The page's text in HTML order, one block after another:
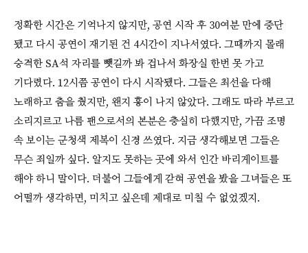
정확한 시간은 기억나지 않지만, 공연 시작 후 30여분 만에 중단
됐고 다시 공연이 재기된 건 4시간이 지나서였다. 그때까지 몰래
승격한 SA석 자리를 뺏길까 봐 겁나서 화장실 한번 못 가고
기다렸다. 12시쯤 공연이 다시 시작됐다. 그들은 최선을 다해
노래하고 춤을 췄지만, 왠지 흥이 나지 않았다. 그래도 따라 부르고
소리지르고 나름 팬으로서의 본분은 충실히 다했지만, 가끔 조명
속 보이는 군청색 제복이 신경 쓰였다. 지금 생각해보면 그들은
무슨 죄일까 싶다. 알지도 못하는 곳에 와서 인간 바리게이트를
해야 하니 말이다. 더불어 그들에게 갇혀 공연을 봤을 그녀들은 또
어떨까 생각하면, 미치고 싶은데 제대로 미칠 수 없었겠지.